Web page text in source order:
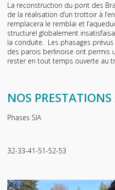
La reconstruction du pont des
de la réalisation d’un trottoir à
remplacera le remblai et
structurel globalement
la conduite. Les phasages
des parois berlinoise ont permis
rester en tout temps ouverte au
NOS
Phases SIA
32-33-41-51-52-53